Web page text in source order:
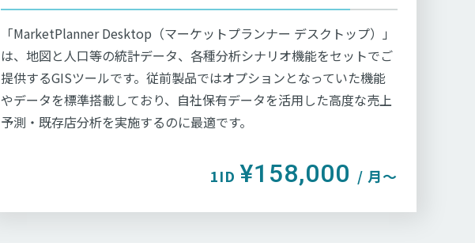
「MarketPlanner Desktop（マーケットプランナー デスクトップ）」
は、地図と人口等の統計データ、各種分析シナリオ機能をセットでご
提供するGISツールです。 従前製品ではオプションとなっていた機能
やデータを標準搭載しており、自社保有データを活用した高度な売上
予測・既存店分析を実施するのに最適です。
1ID ¥158,000 / 月〜